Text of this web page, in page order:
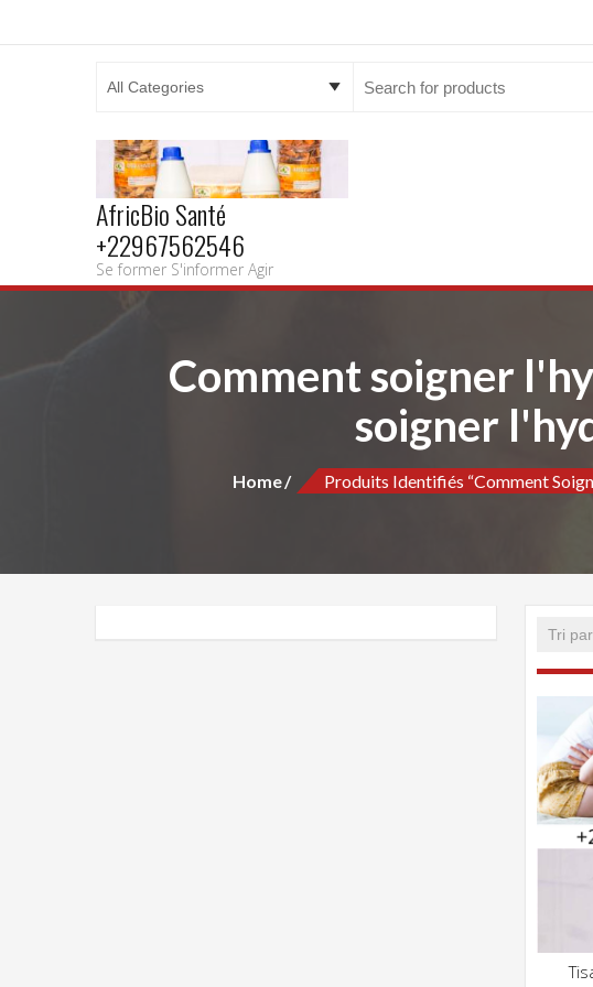
AfricBio Santé
+22967562546
Se former S'informer Agir
Comment soigner
soigner
Home Produits Identifiés “Comment